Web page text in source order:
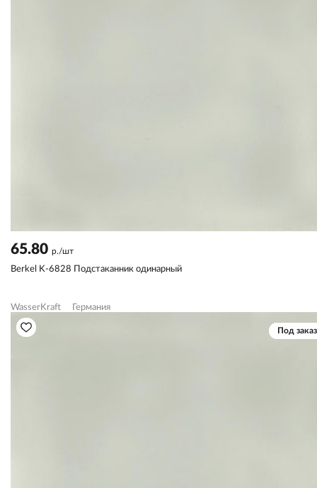
65.80 р./шт
Berkel K-6828 Подстаканник одинарный
WasserKraft Германия
Под заказ